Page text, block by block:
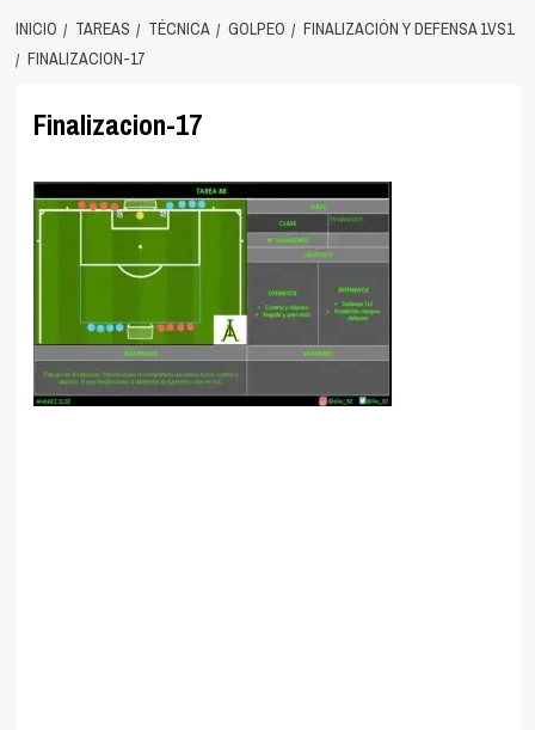
INICIO TAREAS TÉCNICA GOLPEO
FINALIZACIÓN Y DEFENSA 1VS1
FINALIZACION-17
Finalizacion-17